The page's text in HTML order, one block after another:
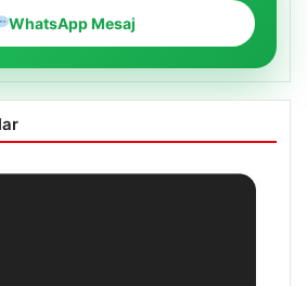
WhatsApp Mesaj